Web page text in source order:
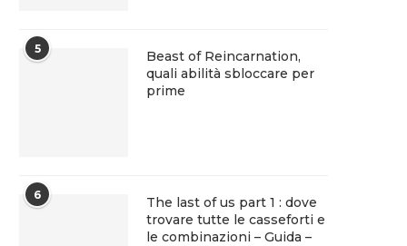
5
Beast of Reincarnation,
quali abilità sbloccare per
prime
6
The last of us part 1 : dove
trovare tutte le casseforti e
le combinazioni – Guida –